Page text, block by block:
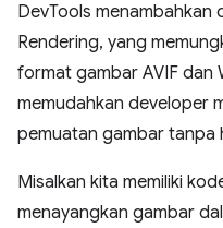
DevTools menambahkan
Rendering, yang
format gambar AVIF dan
memudahkan developer
pemuatan gambar tanpa
Misalkan kita memiliki
menayangkan gambar